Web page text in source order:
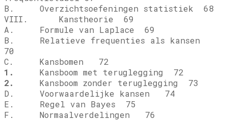
B. Overzichtsoefeningen statistiek 68
VIII. Kanstheorie 69
A. Formule van Laplace 69
B. Relatieve frequenties als kansen
70
C. Kansbomen 72
1.
Kansboom met teruglegging 72
2.
Kansboom zonder teruglegging 73
D. Voorwaardelijke kansen 74
E. Regel van Bayes 75
F. Normaalverdelingen 76